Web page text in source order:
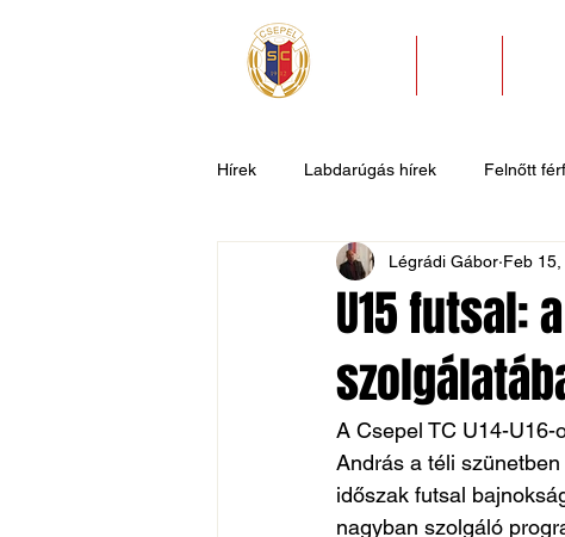
Hírek Labdarúgás hírek Felnőtt
U9 U7 Evezős
Csepel SC II Általános hírek
U15 futsal:
Légrádi Gábor Feb
A Csepel TC U14-U16-
András a téli
időszak futsal
nagyban szolgáló